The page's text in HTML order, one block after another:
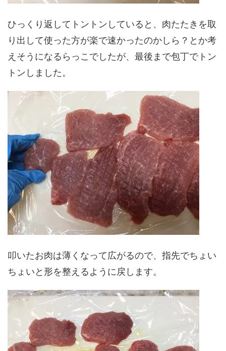
ひっくり返してトントンしていると、肉たたきを取
り出して使った方が楽で速かったのかしら？とか考
えそうになるらっこでしたが、最後まで包丁でトン
トンしました。
叩いたお肉は薄くなって広がるので、指先でちょい
ちょいと形を整えるように戻します。